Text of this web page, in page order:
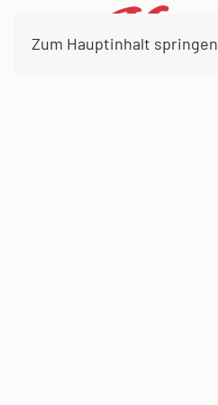
Zum Hauptinhalt springen